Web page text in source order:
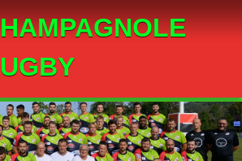
cookies